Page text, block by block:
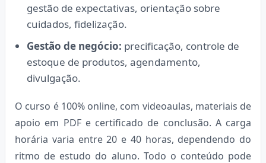
gestão de expectativas, orientação sobre
cuidados, fidelização.
Gestão de negócio: precificação, controle de
estoque de produtos, agendamento,
divulgação.
O curso é 100% online, com videoaulas, materiais de
apoio em PDF e certificado de conclusão. A carga
horária varia entre 20 e 40 horas, dependendo do
ritmo de estudo do aluno. Todo o conteúdo pode